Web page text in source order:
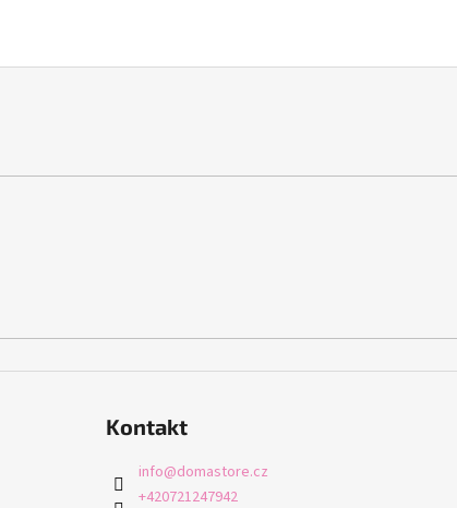
Kontakt
info@domastore.cz
+420721247942